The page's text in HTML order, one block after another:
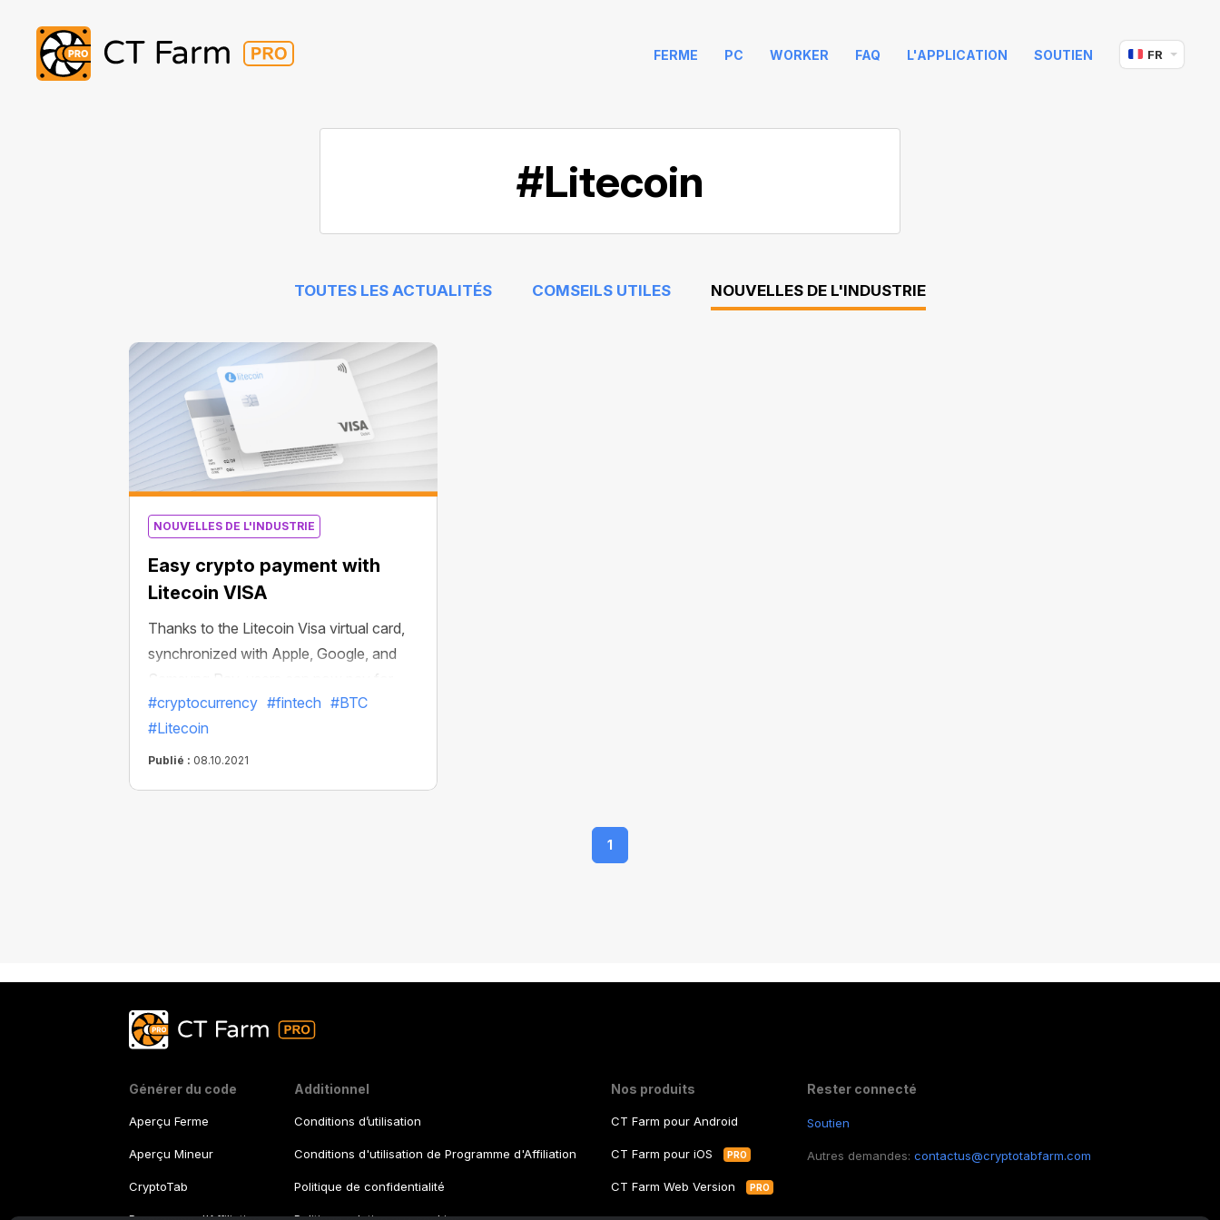
FERME PC WORKER FAQ L'APPLICATION SOUTIEN FR
#Litecoin
TOUTES LES ACTUALITÉS COMSEILS UTILES NOUVELLES DE L'INDUSTRIE
NOUVELLES DE L'INDUSTRIE
Easy crypto payment with
Litecoin VISA
Thanks to the Litecoin Visa virtual card,
synchronized with Apple, Google, and
Samsung Pay, users can now pay for
millions of goods and services with
Litecoin and other popular cryptos in a
matter of minutes.
#cryptocurrency #fintech #BTC
#Litecoin
Publié : 08.10.2021
1
Générer du code
Aperçu Ferme
Aperçu Mineur
CryptoTab
Additionnel
Conditions d’utilisation
Conditions d'utilisation de Programme d'Affiliation
Politique de confidentialité
Nos produits
CT Farm pour Android
CT Farm pour iOS PRO
CT Farm Web Version PRO
Rester connecté
Soutien
Autres demandes: contactus@cryptotabfarm.com